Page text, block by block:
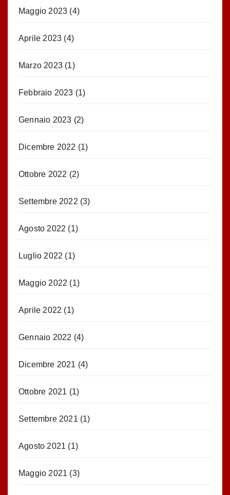
Maggio 2023 (4)
Aprile 2023 (4)
Marzo 2023 (1)
Febbraio 2023 (1)
Gennaio 2023 (2)
Dicembre 2022 (1)
Ottobre 2022 (2)
Settembre 2022 (3)
Agosto 2022 (1)
Luglio 2022 (1)
Maggio 2022 (1)
Aprile 2022 (1)
Gennaio 2022 (4)
Dicembre 2021 (4)
Ottobre 2021 (1)
Settembre 2021 (1)
Agosto 2021 (1)
Maggio 2021 (3)